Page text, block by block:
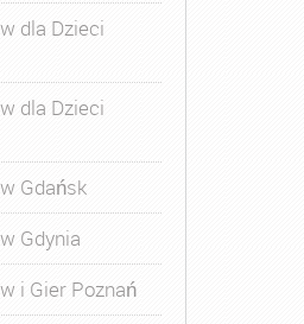
dla Dzieci
dla Dzieci
Gdańsk
Gdynia
i Gier Poznań